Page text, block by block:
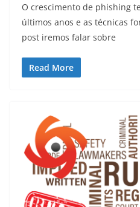
O crescimento de phishing
últimos anos e as técnicas
post iremos falar sobre
Read More